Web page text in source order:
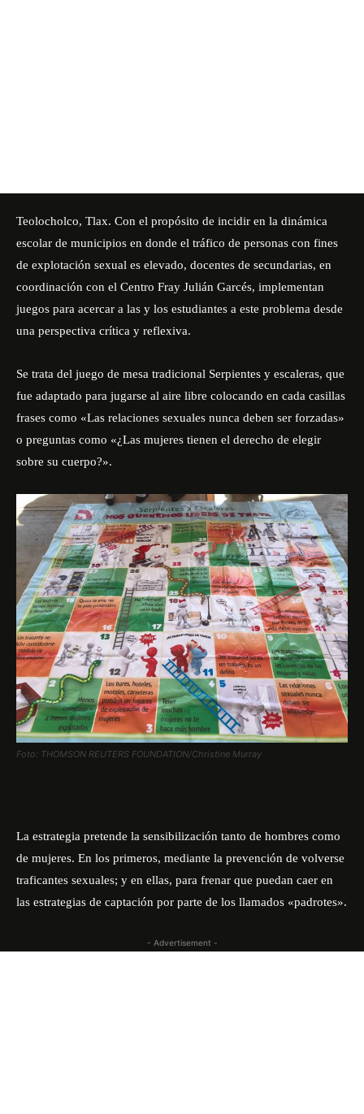
Teolocholco, Tlax. Con el propósito de incidir en la dinámica
escolar de municipios en donde el tráfico de personas con fines
de explotación sexual es elevado, docentes de secundarias, en
coordinación con el Centro Fray Julián Garcés, implementan
juegos para acercar a las y los estudiantes a este problema desde
una perspectiva crítica y reflexiva.
Se trata del juego de mesa tradicional Serpientes y escaleras, que
fue adaptado para jugarse al aire libre colocando en cada casillas
frases como «Las relaciones sexuales nunca deben ser forzadas»
o preguntas como «¿Las mujeres tienen el derecho de elegir
sobre su cuerpo?».
Foto: THOMSON REUTERS FOUNDATION/Christine Murray
La estrategia pretende la sensibilización tanto de hombres como
de mujeres. En los primeros, mediante la prevención de volverse
traficantes sexuales; y en ellas, para frenar que puedan caer en
las estrategias de captación por parte de los llamados «padrotes».
- Advertisement -